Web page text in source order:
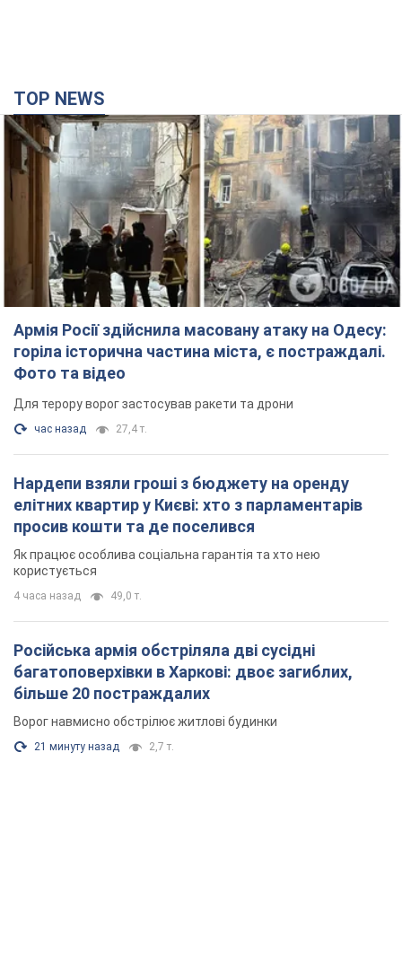
TOP NEWS
Армія Росії здійснила масовану атаку на Одесу:
горіла історична частина міста, є постраждалі.
Фото та відео
Для терору ворог застосував ракети та дрони
час назад 27,4 т.
Нардепи взяли гроші з бюджету на оренду
елітних квартир у Києві: хто з парламентарів
просив кошти та де поселився
Як працює особлива соціальна гарантія та хто нею
користується
4 часа назад 49,0 т.
Російська армія обстріляла дві сусідні
багатоповерхівки в Харкові: двоє загиблих,
більше 20 постраждалих
Ворог навмисно обстрілює житлові будинки
21 минуту назад 2,7 т.